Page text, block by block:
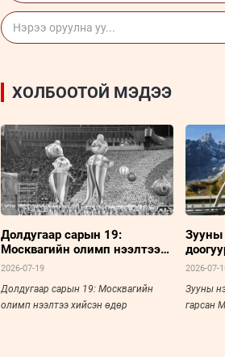
ХОЛБООТОЙ МЭДЭЭ
Долдугаар сарын 19:
Москвагийн олимп нээлтээ
хийсэн өдөр
2026-07-19
Долдугаар сарын 19: Москвагийн
олимп нээлтээ хийсэн өдөр
Зууны
2026-07-
Зууны
гарсан